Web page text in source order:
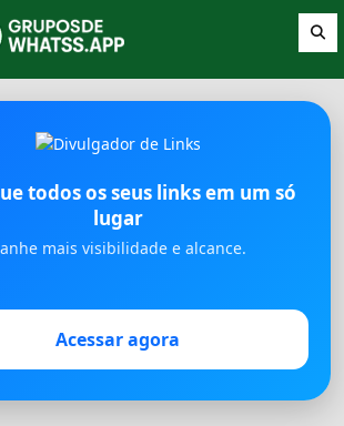
todos os seus links em um só
lugar
mais visibilidade e alcance.
Acessar agora